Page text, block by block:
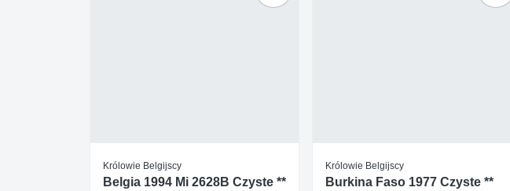
Królowie Belgijscy
Belgia 1994 Mi 2628B Czyste **
Królowie Belgijscy
Burkina Faso 1977 Czyste **